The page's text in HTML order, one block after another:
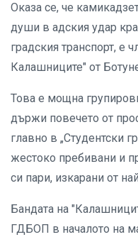
Оказа се, че
души в адския удар
градския транспорт, е
Калашниците" от
Това е мощна
държи повечето от
главно в „Студентски
жестоко пребивани и
си пари, изкарани от
Бандата на
ГДБОП в началото на